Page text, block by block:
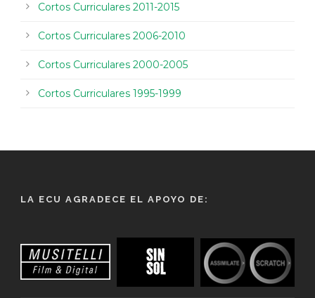
Cortos Curriculares 2011-2015
Cortos Curriculares 2006-2010
Cortos Curriculares 2000-2005
Cortos Curriculares 1995-1999
LA ECU AGRADECE EL APOYO DE: